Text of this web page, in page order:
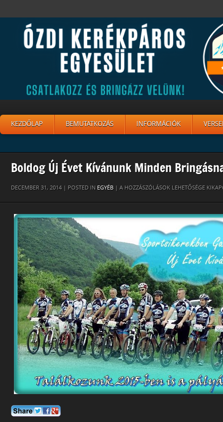
KEZDŐLAP BEMUTATKOZÁS INFORMÁCIÓK
Boldog Új Évet Kívánunk Minden
DECEMBER 31, 2014 | POSTED IN EGYÉB
BOLDOG
KÍVÁNUNK
BRINGÁSNAK!
BEJEGYZÉSHEZ
A HOZZÁSZÓLÁSOK LEHETŐSÉGE